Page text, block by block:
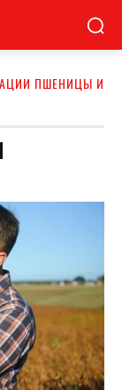
ПШЕНИЦЫ И